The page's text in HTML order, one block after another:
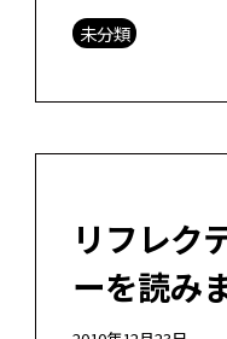
ナーを開催しまし
えること […]
未分類
リフレク
ーを読み